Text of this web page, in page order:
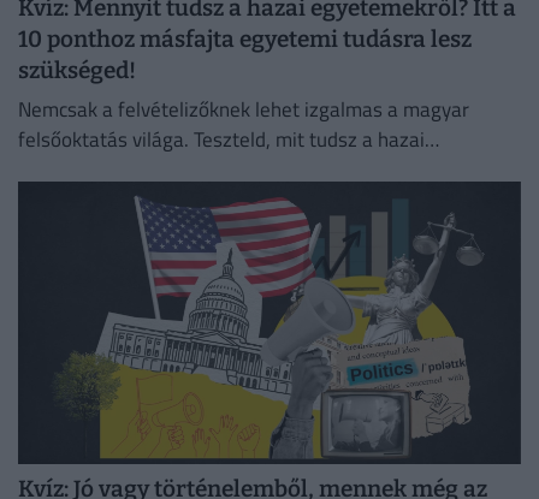
Kvíz: Mennyit tudsz a hazai egyetemekről? Itt a
10 ponthoz másfajta egyetemi tudásra lesz
szükséged!
Nemcsak a felvételizőknek lehet izgalmas a magyar
felsőoktatás világa. Teszteld, mit tudsz a hazai
Kvíz: Jó vagy történelemből, mennek még az